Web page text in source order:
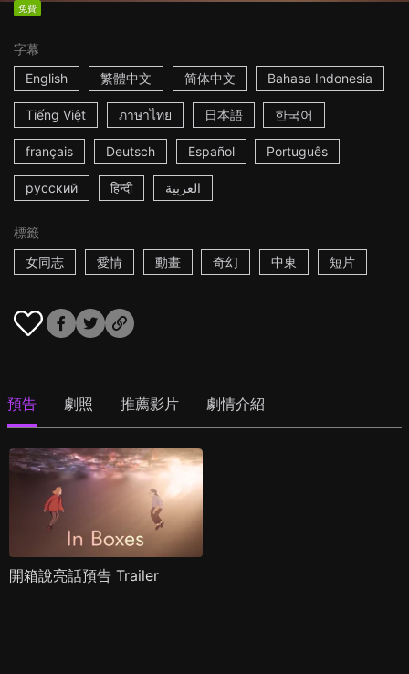
免費
字幕
English
繁體中文 简体中文 Bahasa Indonesia
Tiếng Việt ภาษาไทย 日本語 한국어
français Deutsch Español Português
русский हिन्दी العربية
標籤
女同志
愛情 動畫 奇幻 中東 短片
預告 劇照 推薦影片 劇情介紹
開箱說亮話預告 Trailer